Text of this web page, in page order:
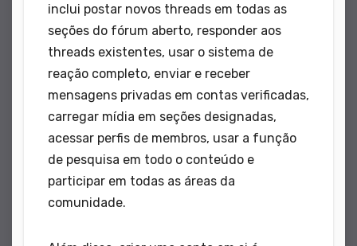
inclui postar novos threads em todas as
seções do fórum aberto, responder aos
threads existentes, usar o sistema de
reação completo, enviar e receber
mensagens privadas em contas verificadas,
carregar mídia em seções designadas,
acessar perfis de membros, usar a função
de pesquisa em todo o conteúdo e
participar em todas as áreas da
comunidade.